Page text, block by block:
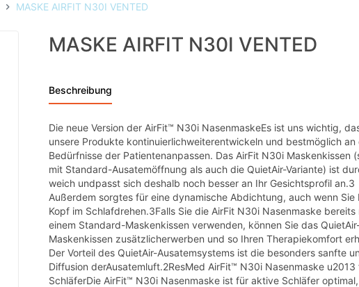
MASKE AIRFIT N30I VENTED
MASKE AIRFIT N30I VENTED
Beschreibung
Die neue Version der AirFit™ N30i NasenmaskeEs ist uns wichtig,
unsere Produkte kontinuierlichweiterentwickeln und bestmöglich an
Bedürfnisse der Patientenanpassen. Das AirFit N30i Maskenkissen
mit Standard-Ausatemöffnung als auch die QuietAir-Variante) ist
weich undpasst sich deshalb noch besser an Ihr Gesichtsprofil an.3
Außerdem sorgtes für eine dynamische Abdichtung, auch wenn Sie
Kopf im Schlafdrehen.3Falls Sie die AirFit N30i Nasenmaske bereits
einem Standard-Maskenkissen verwenden, können Sie das
Maskenkissen zusätzlicherwerben und so Ihren Therapiekomfort
Der Vorteil des QuietAir-Ausatemsystems ist die besonders sanfte
Diffusion derAusatemluft.2ResMed AirFit™ N30i Nasenmaske
SchläferDie AirFit™ N30i Nasenmaske ist für aktive Schläfer